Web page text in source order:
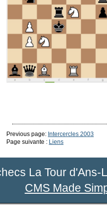
Previous page: Intercercles 2003
Page suivante : Liens
La Tour
CMS Made